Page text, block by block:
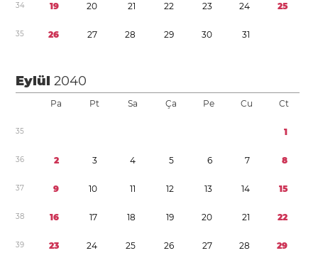
34 19 20 21 22 23 24 25
35 26 27 28 29 30 31
Eylül2040
Pa Pt Sa Ça Pe Cu Ct
35 1
36 2 3 4 5 6 7 8
37 9 10 11 12 13 14 15
38 16 17 18 19 20 21 22
39 23 24 25 26 27 28 29